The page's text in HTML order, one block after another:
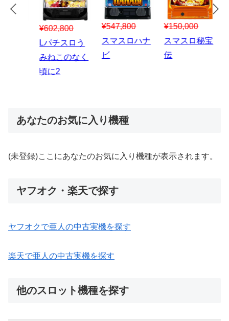
¥547,800
スマスロハナ
ビ
¥150,000
スマスロ秘宝
伝
¥1,867,800
Lパチスロ 炎
炎ノ消防隊2
あなたのお気に入り機種
(未登録)ここにあなたのお気に入り機種が表示されます。
ヤフオク・楽天で探す
ヤフオクで亜人の中古実機を探す
楽天で亜人の中古実機を探す
他のスロット機種を探す